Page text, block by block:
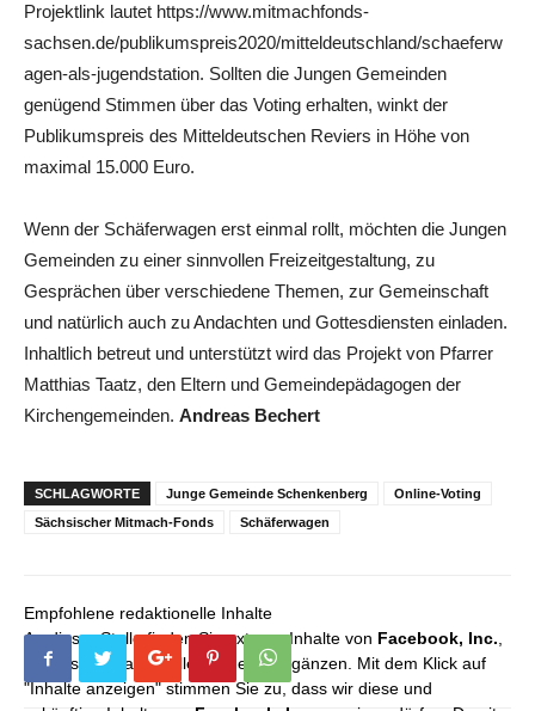
Projektlink lautet https://www.mitmachfonds-
sachsen.de/publikumspreis2020/mitteldeutschland/schaeferw
agen-als-jugendstation. Sollten die Jungen Gemeinden
genügend Stimmen über das Voting erhalten, winkt der
Publikumspreis des Mitteldeutschen Reviers in Höhe von
maximal 15.000 Euro.
Wenn der Schäferwagen erst einmal rollt, möchten die Jungen
Gemeinden zu einer sinnvollen Freizeitgestaltung, zu
Gesprächen über verschiedene Themen, zur Gemeinschaft
und natürlich auch zu Andachten und Gottesdiensten einladen.
Inhaltlich betreut und unterstützt wird das Projekt von Pfarrer
Matthias Taatz, den Eltern und Gemeindepädagogen der
Kirchengemeinden. Andreas Bechert
SCHLAGWORTE Junge Gemeinde Schenkenberg
Online-Voting
Sächsischer Mitmach-Fonds
Schäferwagen
Empfohlene redaktionelle Inhalte
An dieser Stelle finden Sie externe Inhalte von Facebook, Inc.,
die unser redaktionelles Angebot ergänzen. Mit dem Klick auf
"Inhalte anzeigen" stimmen Sie zu, dass wir diese und